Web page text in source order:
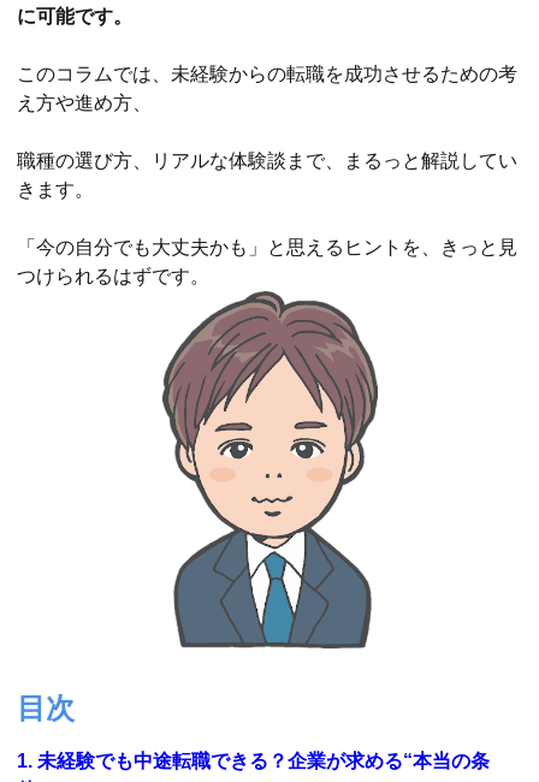
に可能です。
このコラムでは、未経験からの転職を成功させるための考
え方や進め方、
職種の選び方、リアルな体験談まで、まるっと解説してい
きます。
「今の自分でも大丈夫かも」と思えるヒントを、きっと見
つけられるはずです。
目次
1. 未経験でも中途転職できる？企業が求める“本当の条